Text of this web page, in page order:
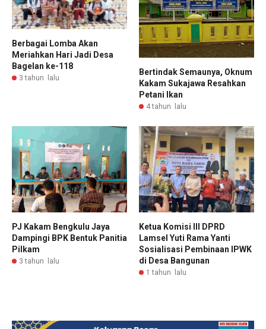
Berbagai Lomba Akan
Meriahkan Hari Jadi Desa
Bagelan ke-118
3 tahun lalu
Bertindak Semaunya, Oknum
Kakam Sukajawa Resahkan
Petani Ikan
4 tahun lalu
PJ Kakam Bengkulu Jaya
Dampingi BPK Bentuk Panitia
Pilkam
3 tahun lalu
Ketua Komisi III DPRD
Lamsel Yuti Rama Yanti
Sosialisasi Pembinaan IPWK
di Desa Bangunan
1 tahun lalu